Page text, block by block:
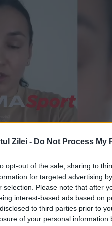
Zilei - Do Not Process My
opt-out of the sale, sharing to
for targeted advertising
selection. Please note that after
interest-based ads based on
to third parties prior to
of your personal information
de șomaj
fiscale care
Pe lângă